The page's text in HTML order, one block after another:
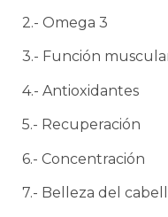
2.- Omega 3
3.- Función
4.- Antioxidantes
5.- Recuperación
6.- Concentración
7.- Belleza del